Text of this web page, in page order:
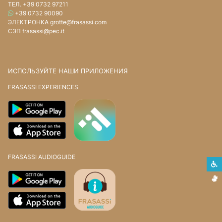
ТЕЛ. +39 0732 97211
WHATSAPP
+39 0732 90090
ЭЛЕКТРОНКА grotte@frasassi.com
СЭП frasassi@pec.it
ИСПОЛЬЗУЙТЕ НАШИ ПРИЛОЖЕНИЯ
FRASASSI EXPERIENCES
FRASASSI AUDIOGUIDE